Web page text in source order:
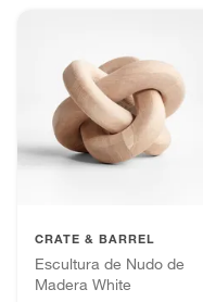
CRATE & BARREL
Escultura de Nudo de
Madera White